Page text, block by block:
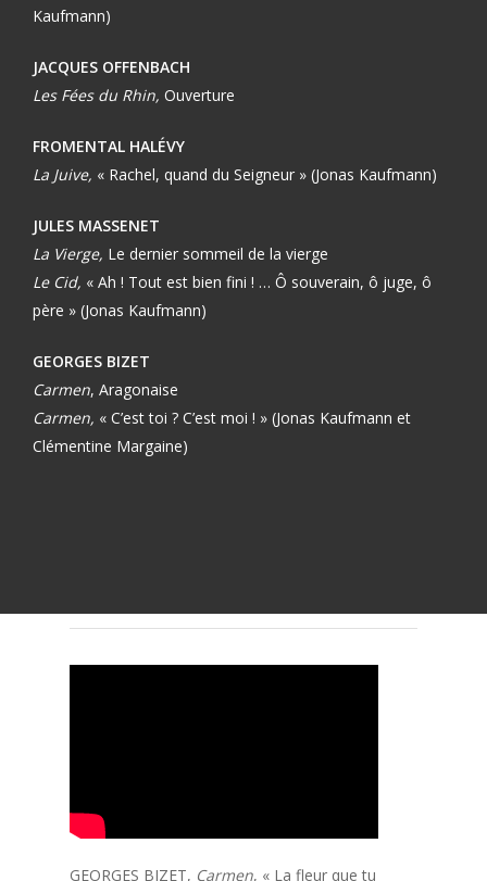
Kaufmann)
JACQUES OFFENBACH
Les Fées du Rhin, Ouverture
FROMENTAL HALÉVY
La Juive, « Rachel, quand du Seigneur » (Jonas Kaufmann)
JULES MASSENET
La Vierge, Le dernier sommeil de la vierge
Le Cid, « Ah ! Tout est bien fini ! … Ô souverain, ô juge, ô
père » (Jonas Kaufmann)
GEORGES BIZET
Carmen, Aragonaise
Carmen, « C’est toi ? C’est moi ! » (Jonas Kaufmann et
Clémentine Margaine)
GEORGES BIZET, Carmen, « La fleur que tu